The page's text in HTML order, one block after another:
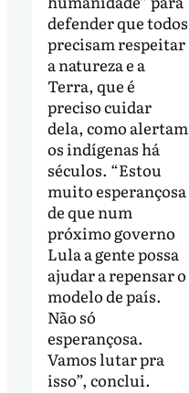
defender que todos
precisam respeitar
a natureza e a
Terra, que é
preciso cuidar
dela, como alertam
os indígenas há
séculos. “Estou
muito esperançosa
de que num
próximo governo
Lula a gente possa
ajudar a repensar o
modelo de país.
Não só
esperançosa.
Vamos lutar pra
isso”, conclui.